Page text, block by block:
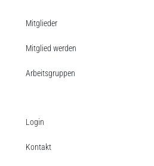
Mitglieder
Mitglied werden
Arbeitsgruppen
Login
Kontakt